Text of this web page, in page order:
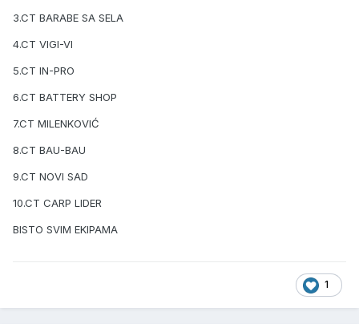
3.CT BARABE SA SELA
4.CT VIGI-VI
5.CT IN-PRO
6.CT BATTERY SHOP
7.CT MILENKOVIĆ
8.CT BAU-BAU
9.CT NOVI SAD
10.CT CARP LIDER
BISTO SVIM EKIPAMA
1